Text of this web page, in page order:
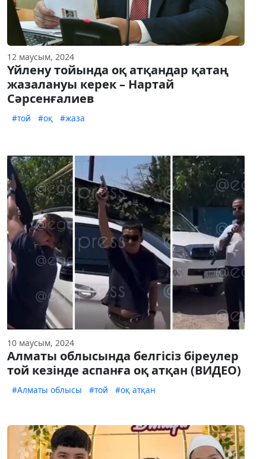
12 маусым, 2024
Үйлену тойында оқ атқандар қатаң
жазалануы керек – Нартай
Сәрсенғалиев
#той #оқ #жаза
10 маусым, 2024
Алматы облысында белгісіз біреулер
той кезінде аспанға оқ атқан (ВИДЕО)
#Алматы облысы #той #оқ атқан